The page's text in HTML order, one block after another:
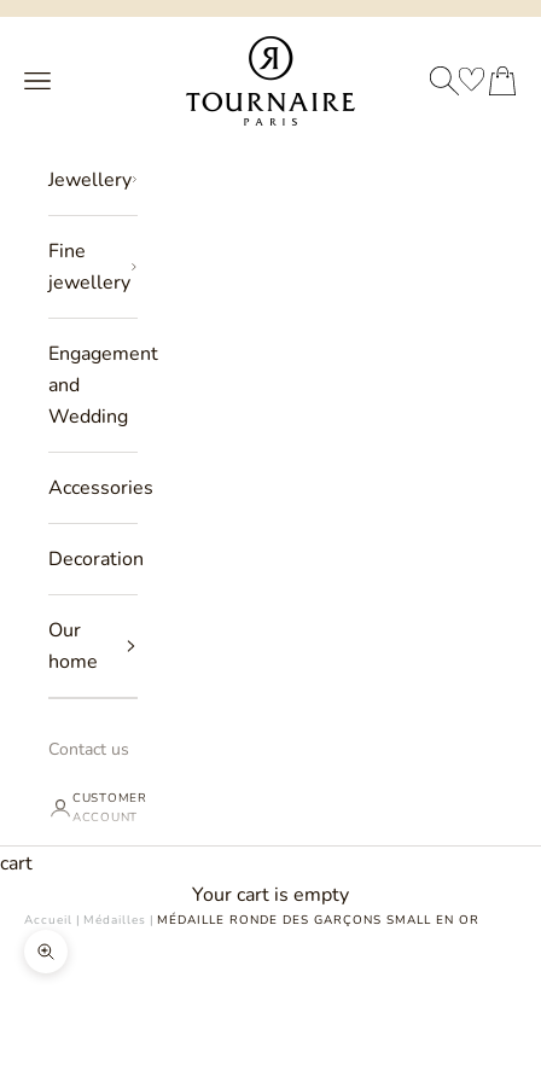
Skip to content
Philippe Tournaire
Menu
SEARCH CART
Jewellery
Fine
jewellery
Engagement
and
Wedding
Accessories
Decoration
Our
home
Contact us
CUSTOMER
ACCOUNT
cart
Your cart is empty
Accueil | Médailles | MÉDAILLE RONDE DES GARÇONS SMALL EN OR
Zoomer sur l'image